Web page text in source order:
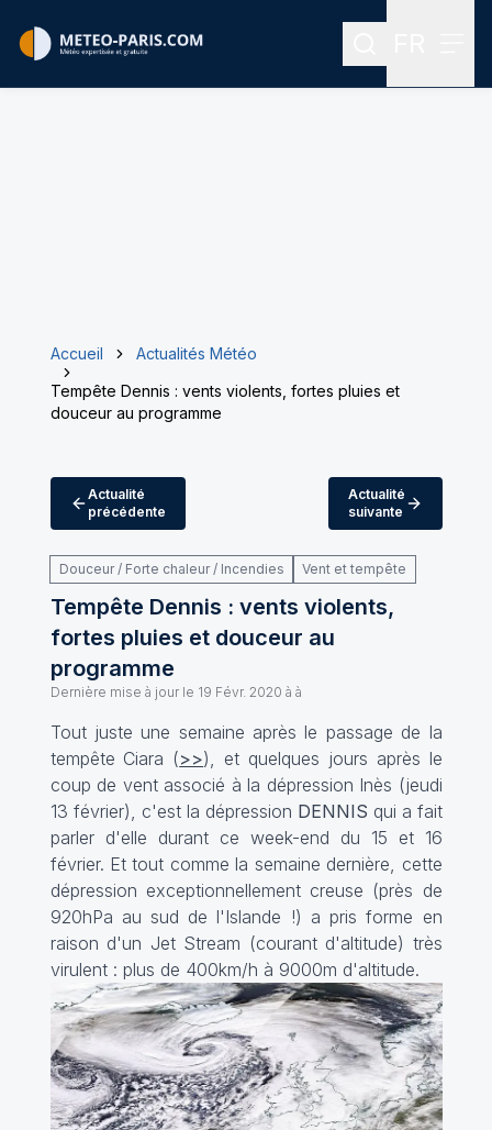
Rechercher
Accueil
Actualités Météo
Tempête Dennis : vents violents, fortes pluies et
douceur au programme
Actualité
précédente
Actualité
suivante
Douceur / Forte chaleur / Incendies Vent et tempête
Tempête Dennis : vents violents,
fortes pluies et douceur au
programme
Dernière mise à jour le 19 Févr. 2020 à à
Tout juste une semaine après le passage de la
tempête Ciara (>>), et quelques jours après le
coup de vent associé à la dépression Inès (jeudi
13 février), c'est la dépression DENNIS qui a fait
parler d'elle durant ce week-end du 15 et 16
février. Et tout comme la semaine dernière, cette
dépression exceptionnellement creuse (près de
920hPa au sud de l'Islande !) a pris forme en
raison d'un Jet Stream (courant d'altitude) très
virulent : plus de 400km/h à 9000m d'altitude.